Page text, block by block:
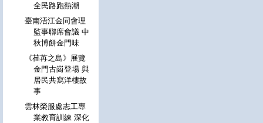
全民路跑熱潮
臺南浯江金同會理
監事聯席會議 中
秋博餅金門味
《荏苒之島》展覽
金門古崗登場 與
居民共寫洋樓故
事
雲林榮服處志工專
業教育訓練 深化